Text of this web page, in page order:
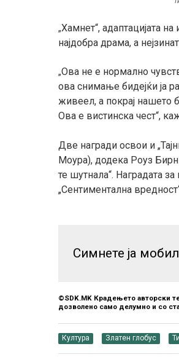
„Хамнет“, адаптацијата
најдобра драма, а
„Ова не е нормално
ова снимање бидејќи ја
живеел, а покрај нашето
Ова е вистинска чест“,
Две награди освои и
Моура), додека Роуз Бирн
те шутнала“. Наградата
„Сентиментална
Симнете ја
©SDK.MK Крадењето авторски
дозволено само делумно и со
Култура Златен глобус